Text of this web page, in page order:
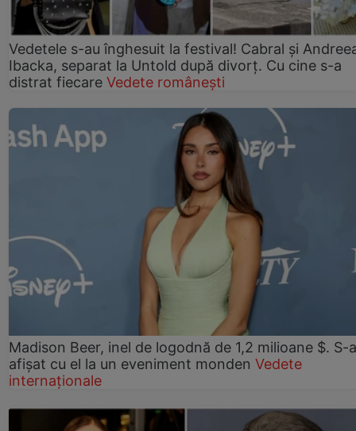
Vedetele s-au înghesuit la festival! Cabral și
Ibacka, separat la Untold după divorț. Cu cine s-a
distrat fiecare Vedete românești
Madison Beer, inel de logodnă de 1,2 milioane $. S-a
afișat cu el la un eveniment monden Vedete
internaționale